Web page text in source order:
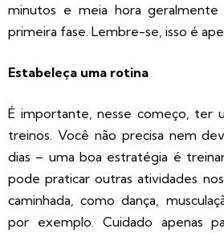
minutos e meia hora geralmente
primeira fase. Lembre-se, isso é
Estabeleça uma rotina
É importante, nesse começo, ter
treinos. Você não precisa nem
dias – uma boa estratégia é
pode praticar outras atividades
caminhada, como dança,
por exemplo. Cuidado apenas